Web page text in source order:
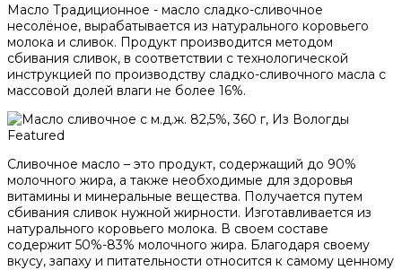
Масло Традиционное - масло сладко-сливочное
несолёное, вырабатывается из натурального коровьего
молока и сливок. Продукт производится методом
сбивания сливок, в соответствии с технологической
инструкцией по производству сладко-сливочного масла с
массовой долей влаги не более 16%.
Featured
Сливочное масло – это продукт, содержащий до 90%
молочного жира, а также необходимые для здоровья
витамины и минеральные вещества. Получается путем
сбивания сливок нужной жирности. Изготавливается из
натурального коровьего молока. В своем составе
содержит 50%-83% молочного жира. Благодаря своему
вкусу, запаху и питательности относится к самому ценному